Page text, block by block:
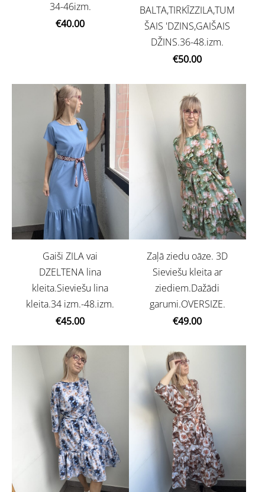
34-46izm.
€40.00
BALTA,TIRKĪZZILA,TUM
ŠAIS 'DZINS,GAIŠAIS
DŽINS.36-48.izm.
€50.00
Gaiši ZILA vai
DZELTENA lina
kleita.Sieviešu lina
kleita.34 izm.-48.izm.
€45.00
Zaļā ziedu oāze. 3D
Sieviešu kleita ar
ziediem.Dažādi
garumi.OVERSIZE.
€49.00